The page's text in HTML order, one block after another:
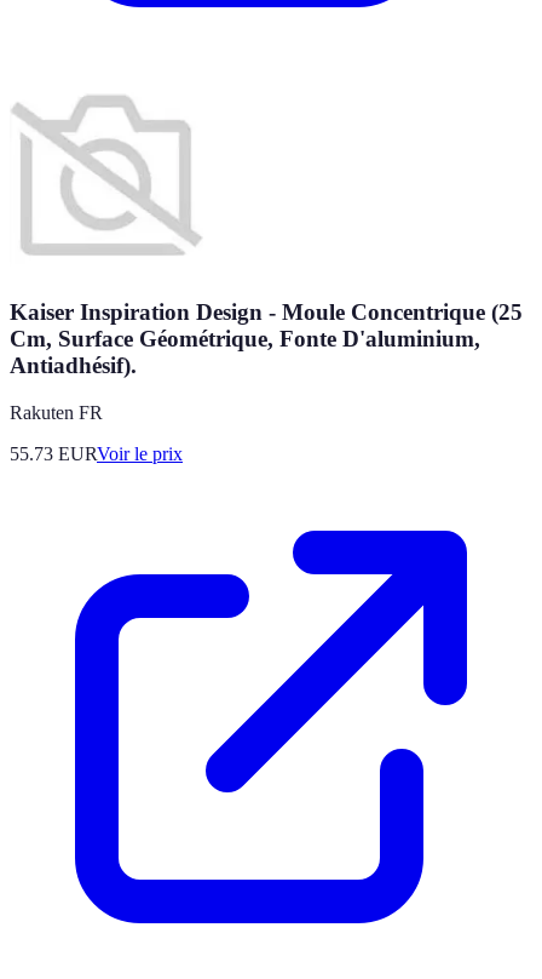
Kaiser Inspiration Design - Moule Concentrique (25
Cm, Surface Géométrique, Fonte D'aluminium,
Antiadhésif).
Rakuten FR
55.73 EURVoir le prix